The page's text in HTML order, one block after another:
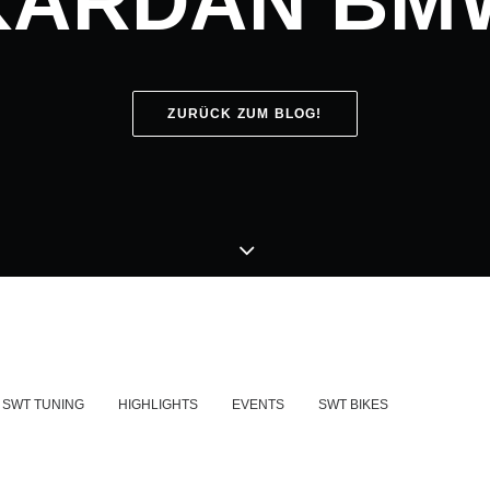
ZURÜCK ZUM BLOG!
SWT TUNING HIGHLIGHTS EVENTS SWT BIKES